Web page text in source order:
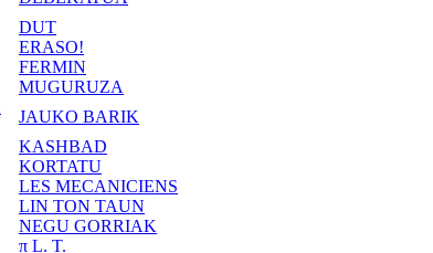
DUT
ERASO!
FERMIN
MUGURUZA
JAUKO BARIK
KASHBAD
KORTATU
LES MECANICIENS
LIN TON TAUN
NEGU GORRIAK
π L. T.